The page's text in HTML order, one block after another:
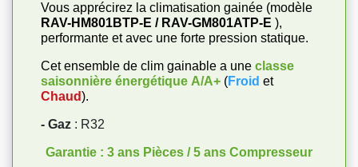
Vous apprécirez la climatisation gainée (modèle
RAV-HM801BTP-E / RAV-GM801ATP-E ),
performante et avec une forte pression statique.
Cet ensemble de clim gainable a une classe
saisonnière énergétique A/A+ (Froid et
Chaud).
- Gaz : R32
Garantie : 3 ans Pièces / 5 ans Compresseur